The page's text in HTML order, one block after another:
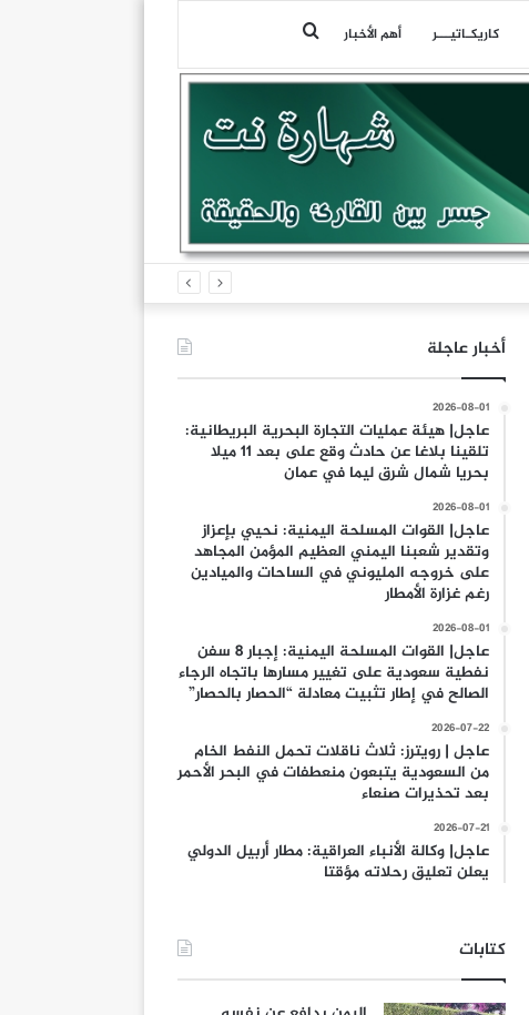
كاريكـاتيـــر أهم الأخبار بحث
أخبار عاجلة
2026-08-01
عاجل| هيئة عمليات التجارة البحرية البريطانية:
تلقينا بلاغا عن حادث وقع على بعد 11 ميلا
بحريا شمال شرق ليما في عمان
2026-08-01
عاجل| القوات المسلحة اليمنية: نحيي بإعزاز
وتقدير شعبنا اليمني العظيم المؤمن المجاهد
على خروجه المليوني في الساحات والميادين
رغم غزارة الأمطار
2026-08-01
عاجل| القوات المسلحة اليمنية: إجبار 8 سفن
نفطية سعودية على تغيير مسارها باتجاه الرجاء
الصالح في إطار تثبيت معادلة “الحصار بالحصار”
2026-07-22
عاجل | رويترز: ثلاث ناقلات تحمل النفط الخام
من السعودية يتبعون منعطفات في البحر الأحمر
بعد تحذيرات صنعاء
2026-07-21
عاجل| وكالة الأنباء العراقية: مطار أربيل الدولي
يعلن تعليق رحلاته مؤقتا
كتابات